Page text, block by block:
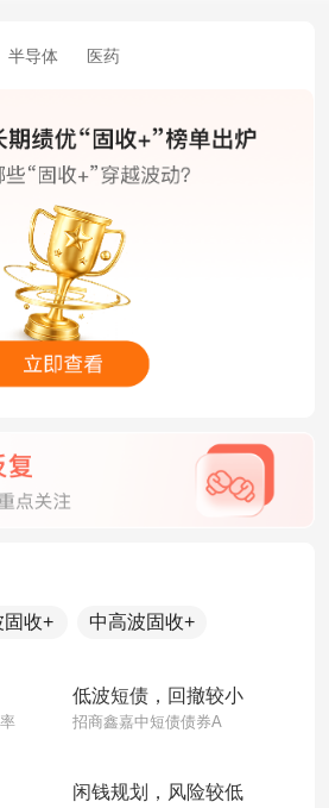
半导体 医药
固收+ 中高波固收+
低波短债，回撤较小
招商鑫嘉中短债债券A
闲钱规划，风险较低